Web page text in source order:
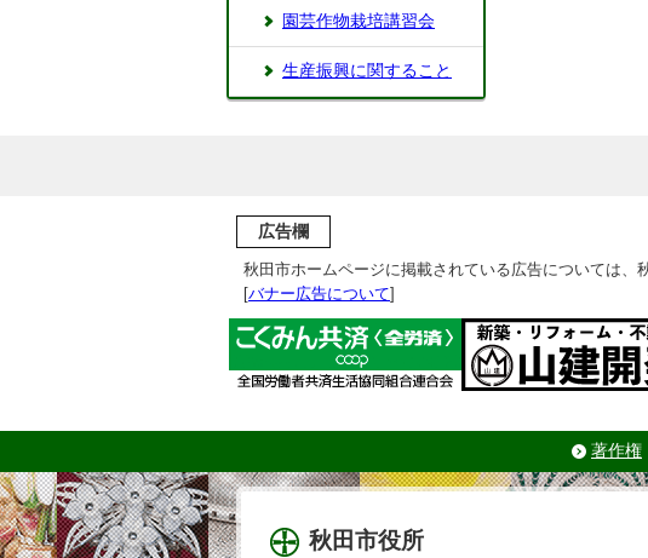
園芸作物栽培講習会
生産振興に関すること
広告欄
秋田市ホームページに掲載されている広告については、
[バナー広告について]
著作権
秋田市役所